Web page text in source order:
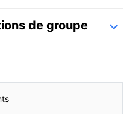
de groupe